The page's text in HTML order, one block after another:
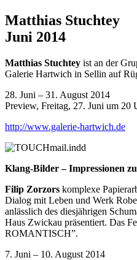
Matthias Stuchtey
Juni 2014
Matthias Stuchtey ist an der
Galerie Hartwich in Sellin auf
28. Juni – 31. August 2014
Preview, Freitag, 27. Juni um 20
http://www.galerie-hartwich.de
Klang-Bilder – Impressionen
Filip Zorzors komplexe
Dialog mit Leben und Werk
anlässlich des diesjährigen
Haus Zwickau präsentiert. Das
ROMANTISCH”.
7. Juni – 10. August 2014